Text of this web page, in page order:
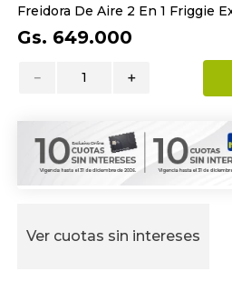
Freidora De Aire 2 En 1 Friggie
Gs. 649.000
＋
－
Ver cuotas sin intereses
9.
toalla